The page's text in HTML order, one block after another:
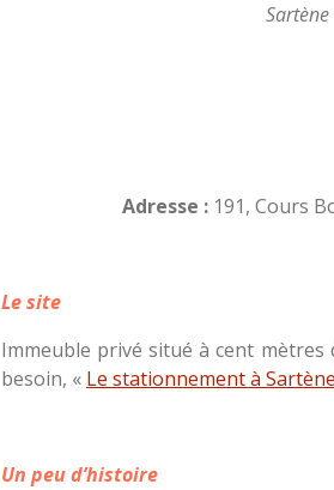
Adresse : 191, Cours
Le site
Immeuble privé situé à cent mètres
besoin, « Le stationnement à Sartène
Un peu d’histoire